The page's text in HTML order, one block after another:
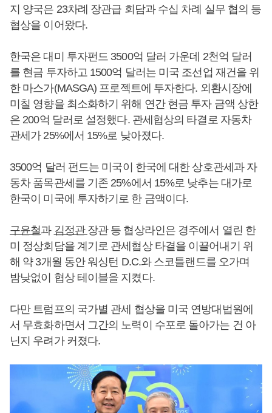
지 양국은 23차례 장관급 회담과 수십 차례 실무 협의 등
협상을 이어왔다.
한국은 대미 투자펀드 3500억 달러 가운데 2천억 달러
를 현금 투자하고 1500억 달러는 미국 조선업 재건을 위
한 마스가(MASGA) 프로젝트에 투자한다. 외환시장에
미칠 영향을 최소화하기 위해 연간 현금 투자 금액 상한
은 200억 달러로 설정했다. 관세협상의 타결로 자동차
관세가 25%에서 15%로 낮아졌다.
3500억 달러 펀드는 미국이 한국에 대한 상호관세과 자
동차 품목관세를 기존 25%에서 15%로 낮추는 대가로
한국이 미국에 투자하기로 한 금액이다.
구윤철과 김정관 장관 등 협상라인은 경주에서 열린 한
미 정상회담을 계기로 관세협상 타결을 이끌어내기 위
해 약 3개월 동안 워싱턴 D.C.와 스코틀랜드를 오가며
밤낮없이 협상 테이블을 지켰다.
다만 트럼프의 국가별 관세 협상을 미국 연방대법원에
서 무효화하면서 그간의 노력이 수포로 돌아가는 건 아
닌지 우려가 커졌다.